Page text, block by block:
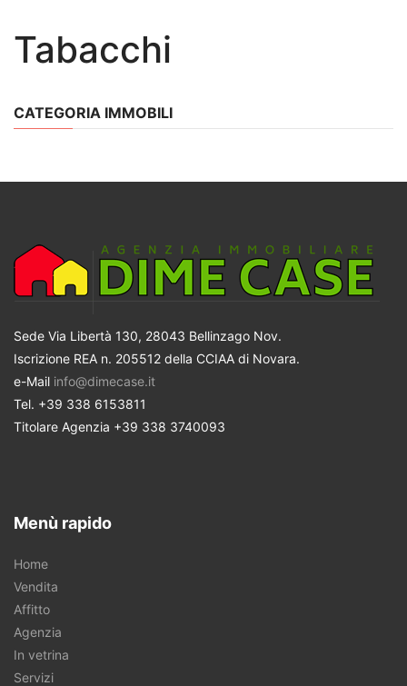
Tabacchi
CATEGORIA IMMOBILI
Sede Via Libertà 130, 28043 Bellinzago Nov.
Iscrizione REA n. 205512 della CCIAA di Novara.
e-Mail info@dimecase.it
Tel. +39 338 6153811
Titolare Agenzia +39 338 3740093
Menù rapido
Home
Vendita
Affitto
Agenzia
In vetrina
Servizi